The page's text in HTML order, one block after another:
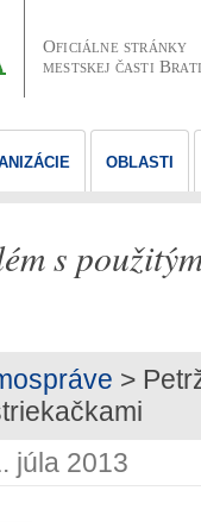
Oficiálne stránky
mestskej časti
OBLASTI
s
>
júla 2013